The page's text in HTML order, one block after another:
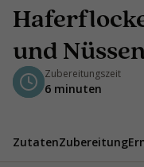
und Nüssen
Zubereitungszeit
6 minuten
ZutatenZubereitung